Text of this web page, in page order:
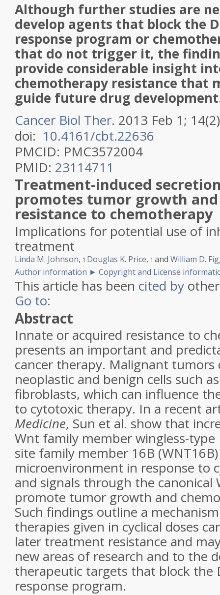
Although further studies are
develop agents that block the
response program or
that do not trigger it, the
provide considerable insight
chemotherapy resistance that
guide future drug
Cancer Biol Ther. 2013 Feb 1;
doi: 10.4161/cbt.22636
PMCID: PMC3572004
PMID: 23114711
Treatment-induced
promotes tumor growth
resistance to chemotherapy
Implications for potential use of
treatment
Linda M. Johnson, 1 Douglas K. Price, 1 and William D.
Author information ► Copyright and License
This article has been cited by
Go to:
Abstract
Innate or acquired resistance to
presents an important and
cancer therapy. Malignant
neoplastic and benign cells such
fibroblasts, which can influence
to cytotoxic therapy. In a recent
Medicine, Sun et al. show that
Wnt family member wingless-
site family member 16B
microenvironment in response to
and signals through the canonical
promote tumor growth and
Such findings outline a
therapies given in cyclical doses
later treatment resistance and
new areas of research and to the
therapeutic targets that block the
response program.